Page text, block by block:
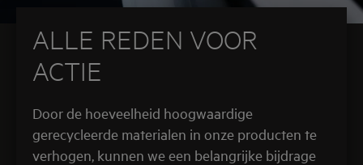
ALLE REDEN VOOR
ACTIE
Door de hoeveelheid hoogwaardige
gerecycleerde materialen in onze producten te
verhogen, kunnen we een belangrijke bijdrage